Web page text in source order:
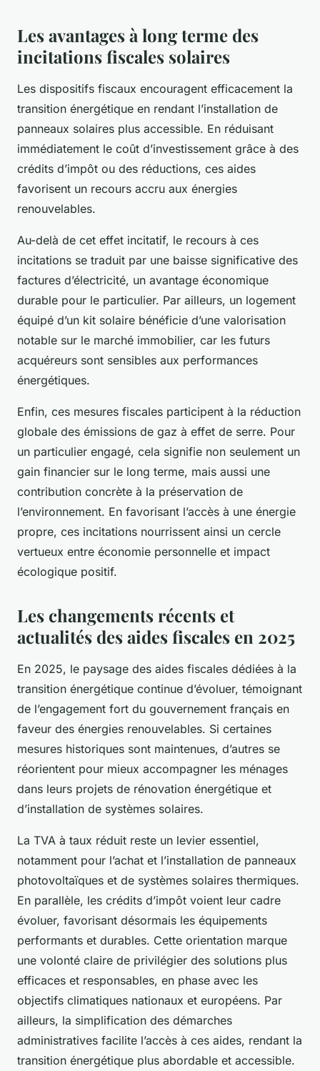
Les avantages à long terme des
incitations fiscales solaires
Les dispositifs fiscaux encouragent efficacement la
transition énergétique en rendant l’installation de
panneaux solaires plus accessible. En réduisant
immédiatement le coût d’investissement grâce à des
crédits d’impôt ou des réductions, ces aides
favorisent un recours accru aux énergies
renouvelables.
Au-delà de cet effet incitatif, le recours à ces
incitations se traduit par une baisse significative des
factures d’électricité, un avantage économique
durable pour le particulier. Par ailleurs, un logement
équipé d’un kit solaire bénéficie d’une valorisation
notable sur le marché immobilier, car les futurs
acquéreurs sont sensibles aux performances
énergétiques.
Enfin, ces mesures fiscales participent à la réduction
globale des émissions de gaz à effet de serre. Pour
un particulier engagé, cela signifie non seulement un
gain financier sur le long terme, mais aussi une
contribution concrète à la préservation de
l’environnement. En favorisant l’accès à une énergie
propre, ces incitations nourrissent ainsi un cercle
vertueux entre économie personnelle et impact
écologique positif.
Les changements récents et
actualités des aides fiscales en 2025
En 2025, le paysage des aides fiscales dédiées à la
transition énergétique continue d’évoluer, témoignant
de l’engagement fort du gouvernement français en
faveur des énergies renouvelables. Si certaines
mesures historiques sont maintenues, d’autres se
réorientent pour mieux accompagner les ménages
dans leurs projets de rénovation énergétique et
d’installation de systèmes solaires.
La TVA à taux réduit reste un levier essentiel,
notamment pour l’achat et l’installation de panneaux
photovoltaïques et de systèmes solaires thermiques.
En parallèle, les crédits d’impôt voient leur cadre
évoluer, favorisant désormais les équipements
performants et durables. Cette orientation marque
une volonté claire de privilégier des solutions plus
efficaces et responsables, en phase avec les
objectifs climatiques nationaux et européens. Par
ailleurs, la simplification des démarches
administratives facilite l’accès à ces aides, rendant la
transition énergétique plus abordable et accessible.